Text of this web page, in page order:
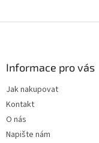
Informace pro vás
Jak nakupovat
Kontakt
O nás
Napište nám